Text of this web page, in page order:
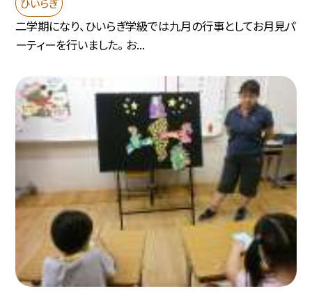
二学期になり、ひいらぎ学級では九月の行事としてお月見パ
ーティーを行いました。 お...